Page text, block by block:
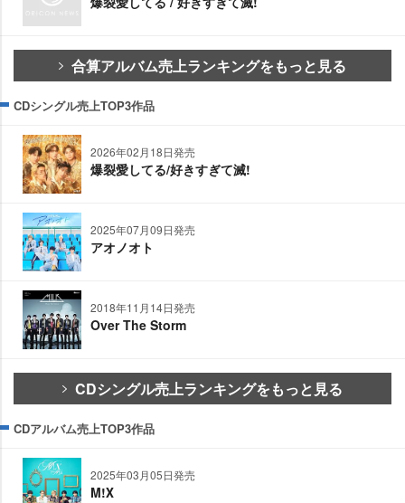
合算アルバム売上ランキングをもっと見る
CDシングル売上TOP3作品
2026年02月18日発売
爆裂愛してる/好きすぎて滅!
2025年07月09日発売
アオノオト
2018年11月14日発売
Over The Storm
CDシングル売上ランキングをもっと見る
CDアルバム売上TOP3作品
2025年03月05日発売
M!Ⅹ